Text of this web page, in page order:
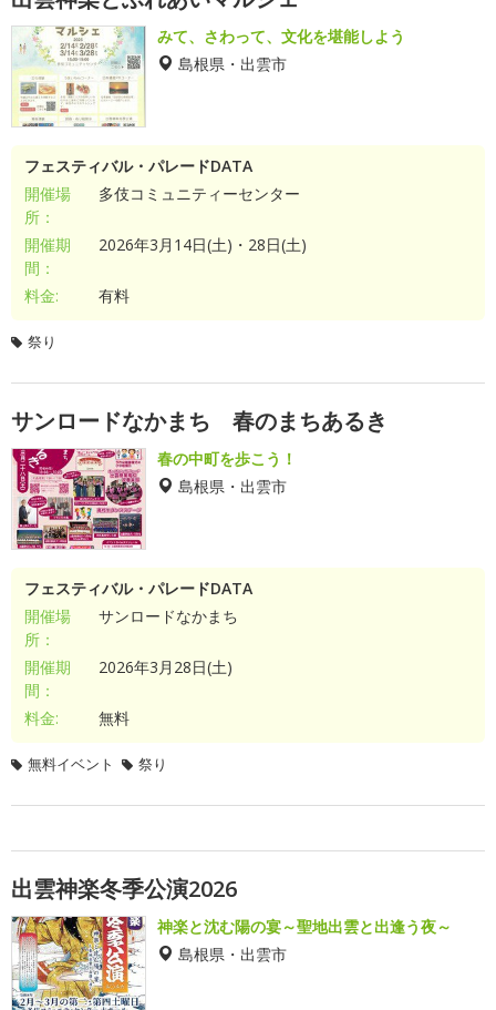
みて、さわって、文化を堪能しよう
島根県・出雲市
フェスティバル・パレードDATA
開催場
所：
多伎コミュニティーセンター
開催期
間：
2026年3月14日(土)・28日(土)
料金: 有料
祭り
サンロードなかまち 春のまちあるき
春の中町を歩こう！
島根県・出雲市
フェスティバル・パレードDATA
開催場
所：
サンロードなかまち
開催期
間：
2026年3月28日(土)
料金: 無料
無料イベント 祭り
出雲神楽冬季公演2026
神楽と沈む陽の宴～聖地出雲と出逢う夜～
島根県・出雲市